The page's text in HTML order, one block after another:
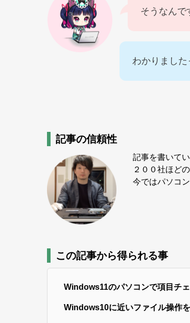
そうなんで
わかりました
記事の信頼性
記事を書いて
２００社ほど
今ではパソコ
この記事から得られる事
Windows11のパソコンで項目チ
Windows10に近いファイル操作